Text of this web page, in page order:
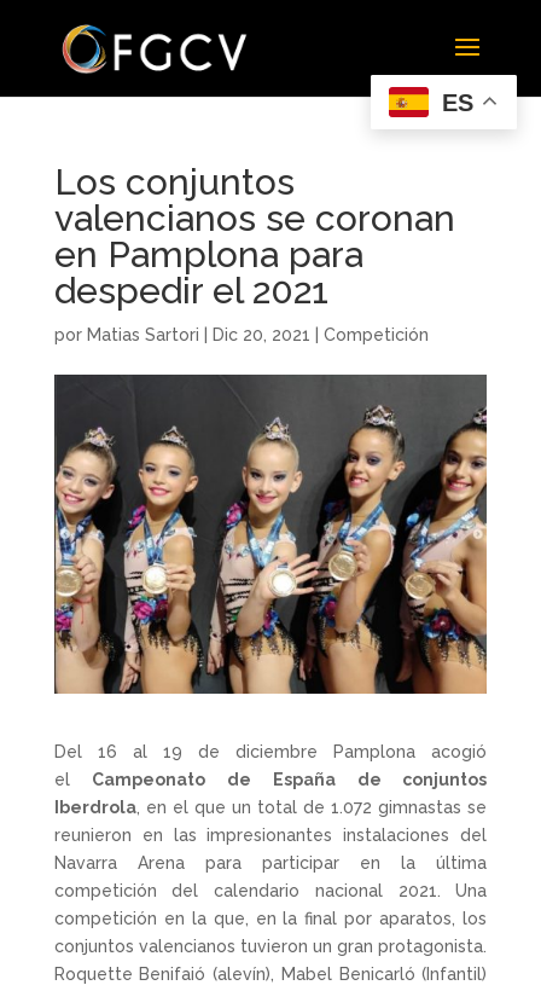
Los conjuntos
valencianos se coronan
en Pamplona para
despedir el 2021
por Matias Sartori Dic 20, 2021 Competición
Del 16 al 19 de diciembre Pamplona acogió
el Campeonato de España de conjuntos
Iberdrola, en el que un total de 1.072 gimnastas se
reunieron en las impresionantes instalaciones del
Navarra Arena para participar en la última
competición del calendario nacional 2021. Una
competición en la que, en la final por aparatos, los
conjuntos valencianos tuvieron un gran protagonista.
Roquette Benifaió (alevín), Mabel Benicarló (Infantil)
ES